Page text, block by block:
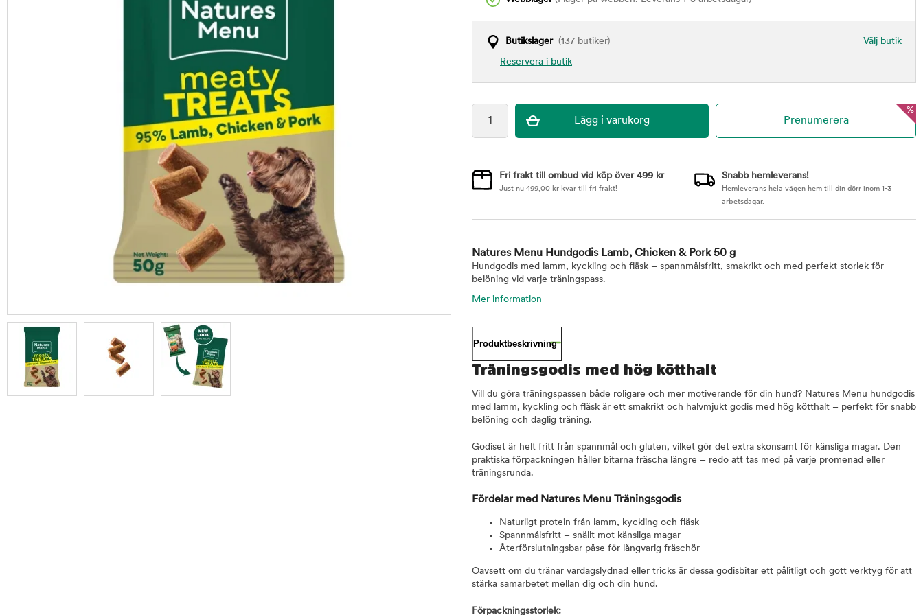
Välj butik
Butikslager(137 butiker)
Reservera i butik
%
Fri frakt till ombud vid köp över 499 kr
Just nu 499,00 kr kvar till fri frakt!
Snabb hemleverans!
Hemleverans hela vägen hem till din dörr inom 1-3
arbetsdagar.
Natures Menu Hundgodis Lamb, Chicken & Pork 50 g
Hundgodis med lamm, kyckling och fläsk – spannmålsfritt, smakrikt och med perfekt storlek för
belöning vid varje träningspass.
Mer information
Produktbeskrivning
Träningsgodis med hög kötthalt
Vill du göra träningspassen både roligare och mer motiverande för din hund? Natures Menu hundgodis
med lamm, kyckling och fläsk är ett smakrikt och halvmjukt godis med hög kötthalt – perfekt för snabb
belöning och daglig träning.
Godiset är helt fritt från spannmål och gluten, vilket gör det extra skonsamt för känsliga magar. Den
praktiska förpackningen håller bitarna fräscha längre – redo att tas med på varje promenad eller
träningsrunda.
Fördelar med Natures Menu Träningsgodis
Naturligt protein från lamm, kyckling och fläsk
Spannmålsfritt – snällt mot känsliga magar
Återförslutningsbar påse för långvarig fräschör
Oavsett om du tränar vardagslydnad eller tricks är dessa godisbitar ett pålitligt och gott verktyg för att
stärka samarbetet mellan dig och din hund.
Förpackningsstorlek: